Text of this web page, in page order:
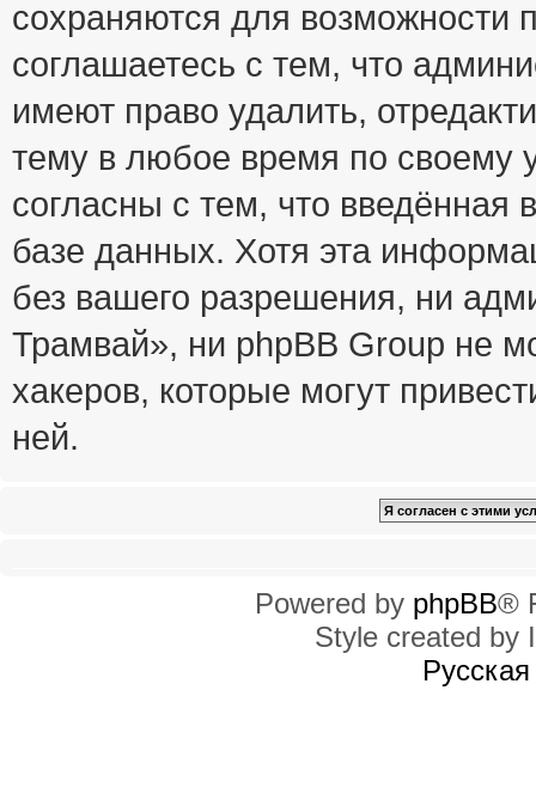
сохраняются для возможности
соглашаетесь с тем, что
имеют право удалить,
тему в любое время по своему
согласны с тем, что
базе данных. Хотя эта
без вашего разрешения, ни
Трамвай», ни phpBB Group не
хакеров, которые могут
ней.
Powered by phpBB®
Style created by